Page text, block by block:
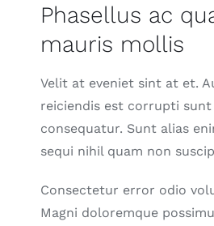
Phasellus ac
mauris mollis
Velit at eveniet sint at et.
reiciendis est corrupti
consequatur. Sunt alias
sequi nihil quam non
Consectetur error odio
Magni doloremque